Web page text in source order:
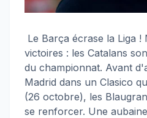
Le Barça écrase la Liga
victoires : les Catalans
du championnat. Avant
Madrid dans un Clasico
(26 octobre), les
se renforcer. Une